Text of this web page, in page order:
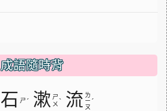
成語隨時背
石 ㄕ ˊ 漱 ㄕ
ㄨ ˋ 流 ㄌ
ㄧ
ㄡ
ˊ